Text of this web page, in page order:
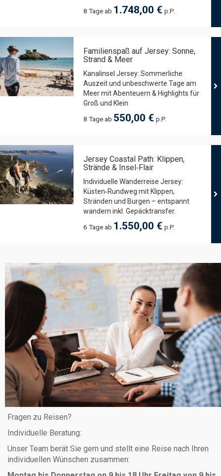
8 Tage ab 1.748,00 € p.P.
Familienspaß auf Jersey: Sonne,
Strand & Meer
Kanalinsel Jersey: Sommerliche
Auszeit und unbeschwerte Tage am
Meer mit Abenteuern & Highlights für
Groß und Klein
8 Tage ab 550,00 € p.P.
Jersey Coastal Path: Klippen,
Strände & Insel‑Flair
Individuelle Wanderreise Jersey:
Küsten‑Rundweg mit Klippen,
Stränden und Burgen – entspannt
wandern inkl. Gepäcktransfer.
6 Tage ab 1.550,00 € p.P.
Fragen zu Reisen?
Individuelle Beratung:
Unser Team berät Sie gern und stellt eine Reise nach Ihren
individuellen Wünschen zusammen: